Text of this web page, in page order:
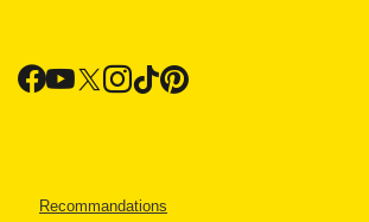
Recommandations